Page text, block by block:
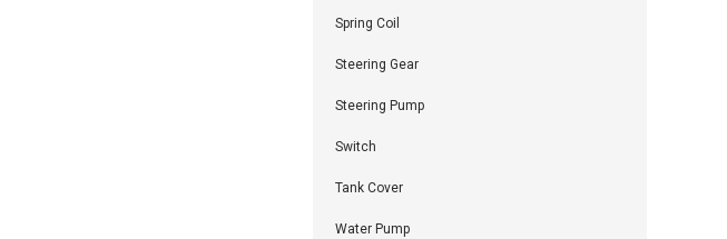
Spring Coil
Steering Gear
Steering Pump
Switch
Tank Cover
Water Pump